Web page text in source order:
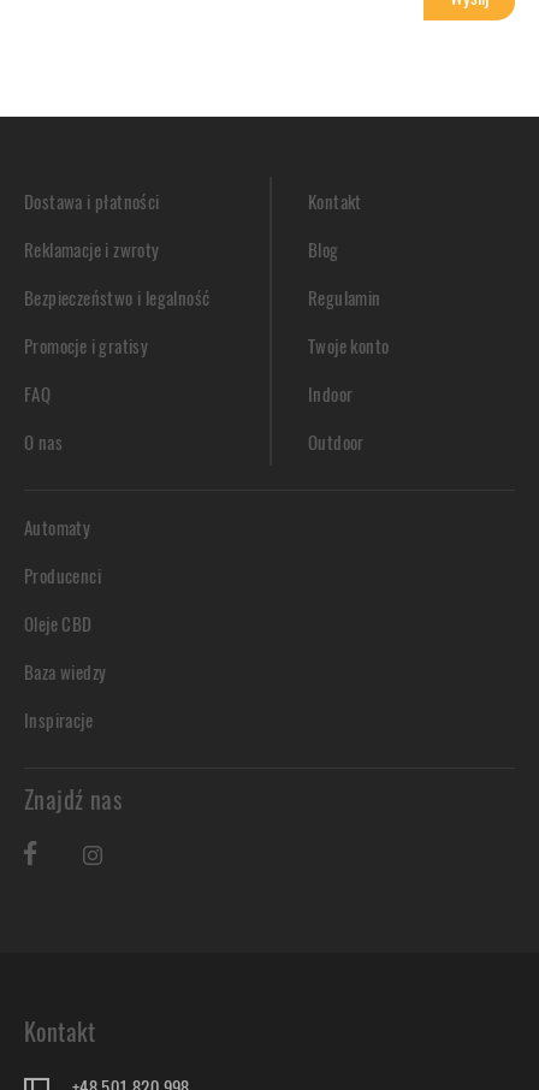
Dostawa i płatności
Reklamacje i zwroty
Bezpieczeństwo i legalność
Promocje i gratisy
FAQ
O nas
Kontakt
Blog
Regulamin
Twoje konto
Indoor
Outdoor
Automaty
Producenci
Oleje CBD
Baza wiedzy
Inspiracje
Znajdź nas
Kontakt